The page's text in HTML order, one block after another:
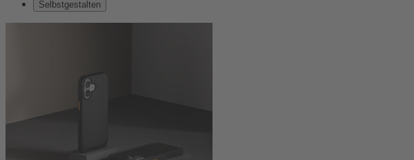
Selbstgestalten